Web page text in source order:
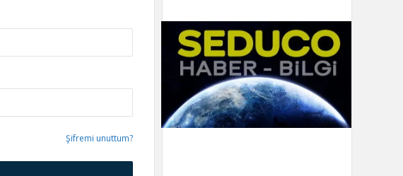
Şifremi unuttum?
Adv
234x60